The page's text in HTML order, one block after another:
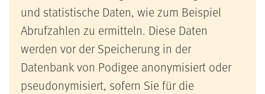
und statistische Daten, wie zum Beispiel
Abrufzahlen zu ermitteln. Diese Daten
werden vor der Speicherung in der
Datenbank von Podigee anonymisiert oder
pseudonymisiert, sofern Sie für die